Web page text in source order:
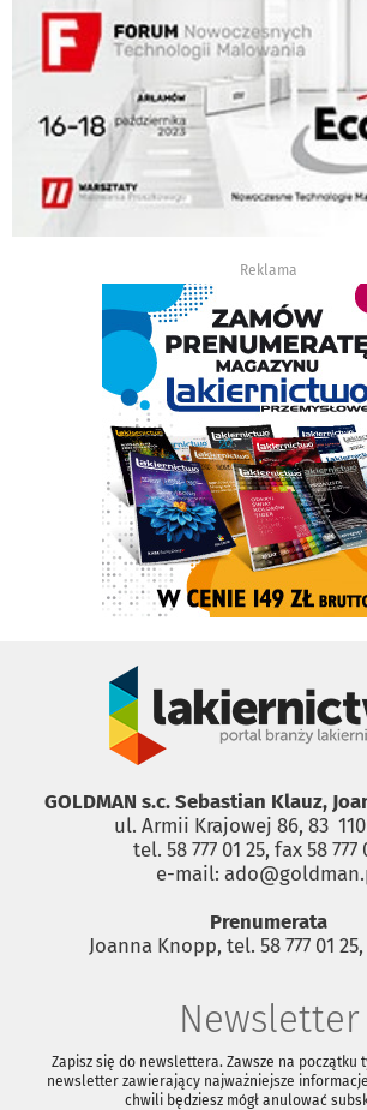
Reklama
GOLDMAN s.c. Sebastian Klauz,
ul. Armii Krajowej 86, 83
tel. 58 777 01 25, fax 58 777
e-mail:
Prenumerata
Joanna Knopp, tel. 58 777 01
Newsletter
Zapisz się do newslettera. Zawsze na początku
newsletter zawierający najważniejsze
chwili będziesz mógł anulować